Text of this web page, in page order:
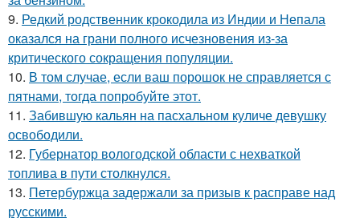
9. Редкий родственник крокодила из Индии и Непала
оказался на грани полного исчезновения из-за
критического сокращения популяции.
10. В том случае, если ваш порошок не справляется с
пятнами, тогда попробуйте этот.
11. Забившую кальян на пасхальном куличе девушку
освободили.
12. Губернатор вологодской области с нехваткой
топлива в пути столкнулся.
13. Петербуржца задержали за призыв к расправе над
русскими.